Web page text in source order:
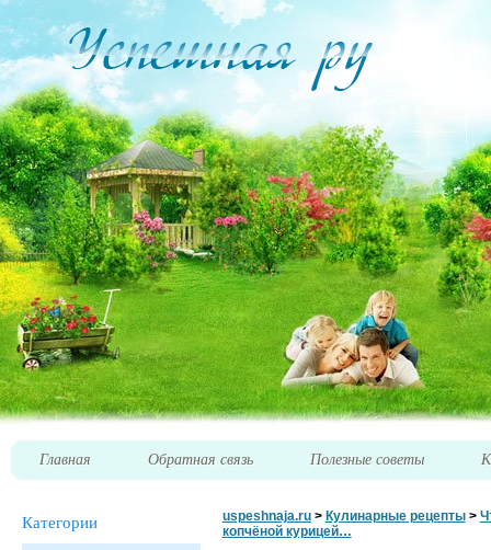
Главная Обратная связь Полезные советы
Категории uspeshnaja.ru> Кулинарные рецепты>
копчёной курицей…